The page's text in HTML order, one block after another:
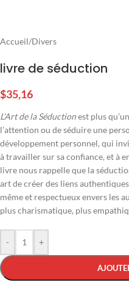
Accueil/Divers
livre de séduction
$35,16
L’Art de la Séductionest plus
l’attention ou de séduire une
développement personnel, qui
à travailler sur sa confiance, et à
livre nous rappelle que la
art de créer des liens
même et respectueux envers les
plus charismatique, plus
- +